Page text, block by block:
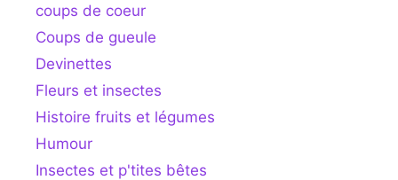
coups de coeur
Coups de gueule
Devinettes
Fleurs et insectes
Histoire fruits et légumes
Humour
Insectes et p'tites bêtes